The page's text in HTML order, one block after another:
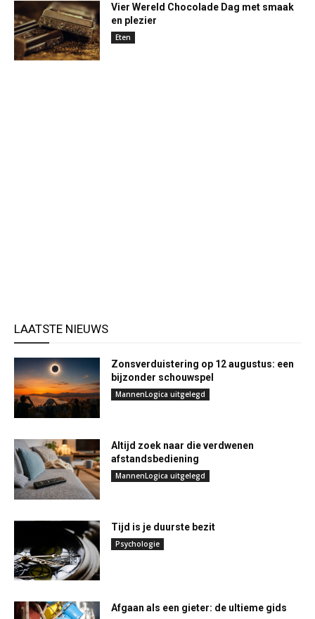
Vier Wereld Chocolade Dag met smaak
en plezier
Eten
LAATSTE NIEUWS
Zonsverduistering op 12 augustus: een
bijzonder schouwspel
MannenLogica uitgelegd
Altijd zoek naar die verdwenen
afstandsbediening
MannenLogica uitgelegd
Tijd is je duurste bezit
Psychologie
Afgaan als een gieter: de ultieme gids